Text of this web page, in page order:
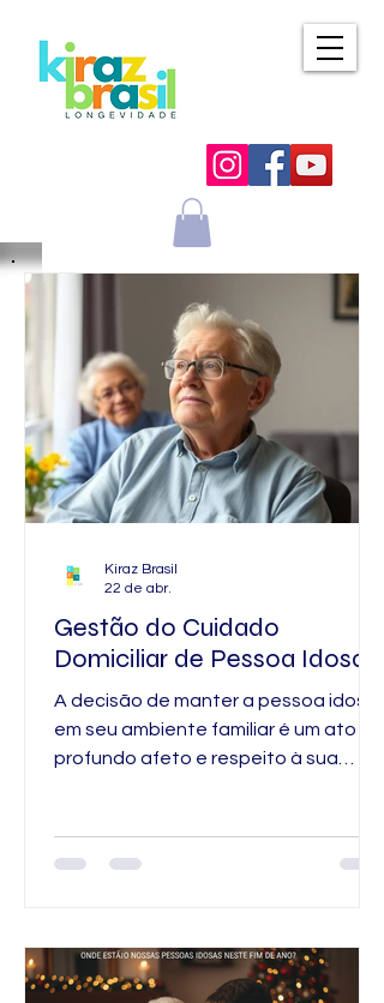
Gestão do Cuidado
Domiciliar de Pessoa Idosa
A decisão de manter a pessoa idosa
em seu ambiente familiar é um ato de
profundo afeto e respeito à sua
se transforma em um labirinto de
cuidado doméstico vai muito além de
administrar medicamentos no horário
Kiraz Brasil
22 de abr.